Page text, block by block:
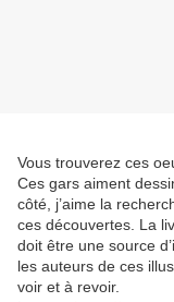
Vous trouverez ces
Ces gars aiment
côté, j’aime la
ces découvertes. La
doit être une source
les auteurs de ces
voir et à revoir.